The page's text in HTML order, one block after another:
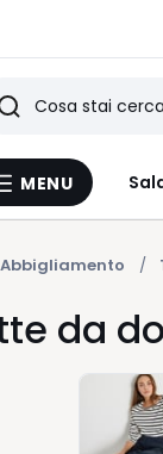
Menu
MENU
Ricerca
Abbigliamento
da